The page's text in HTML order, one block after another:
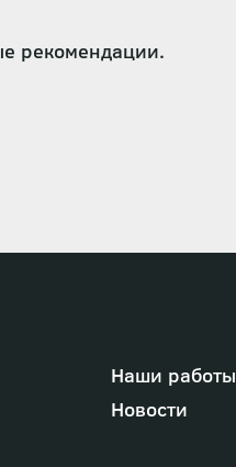
рекомендации.
Наши работы
Новости